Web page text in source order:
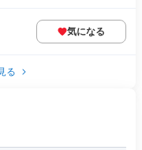
気になる
る